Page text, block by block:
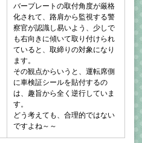
バープレートの取付角度が厳格
化されて、路肩から監視する警
察官が認識し易いよう、少しで
も右向きに傾いて取り付けられ
ていると、取締りの対象になり
ます。
その観点からいうと、運転席側
に車検証シールを貼付するの
は、趣旨から全く逆行していま
す。
どう考えても、合理的ではない
ですよね～～